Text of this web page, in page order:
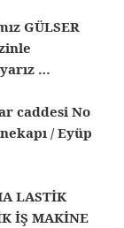
GÜLSER
…
caddesi No
/ Eyüp
LASTİK
İŞ MAKİNE